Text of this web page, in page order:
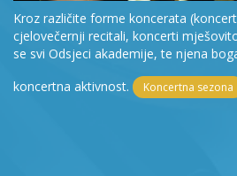
Kroz različite forme koncerata
cjelovečernji recitali, koncerti
se svi Odsjeci akademije, te njena
koncertna aktivnost.
Koncertna sezona